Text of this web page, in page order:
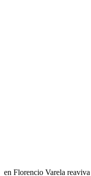
en Florencio Varela